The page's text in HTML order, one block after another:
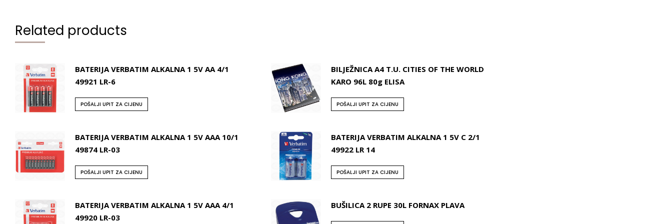
Related products
BATERIJA VERBATIM ALKALNA 1 5V AA 4/1
49921 LR-6
POŠALJI UPIT ZA CIJENU
BILJEŽNICA A4 T.U. CITIES OF THE WORLD
KARO 96L 80g ELISA
POŠALJI UPIT ZA CIJENU
BATERIJA VERBATIM ALKALNA 1 5V AAA 10/1
49874 LR-03
POŠALJI UPIT ZA CIJENU
BATERIJA VERBATIM ALKALNA 1 5V C 2/1
49922 LR 14
POŠALJI UPIT ZA CIJENU
BATERIJA VERBATIM ALKALNA 1 5V AAA 4/1
49920 LR-03
BUŠILICA 2 RUPE 30L FORNAX PLAVA